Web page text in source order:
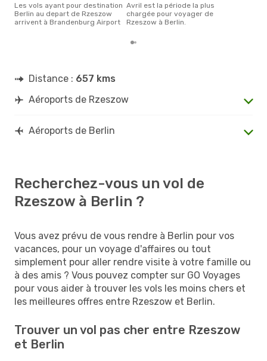
Les vols ayant pour destination
Berlin au depart de Rzeszow
arrivent à Brandenburg Airport
avril est la période la plus
chargée pour voyager de
Rzeszow à Berlin.
Distance : 657 kms
Aéroports de Rzeszow
Aéroports de Berlin
Recherchez-vous un vol de
Rzeszow à Berlin ?
Vous avez prévu de vous rendre à Berlin pour vos
vacances, pour un voyage d'affaires ou tout
simplement pour aller rendre visite à votre famille ou
à des amis ? Vous pouvez compter sur GO Voyages
pour vous aider à trouver les vols les moins chers et
les meilleures offres entre Rzeszow et Berlin.
Trouver un vol pas cher entre Rzeszow
et Berlin